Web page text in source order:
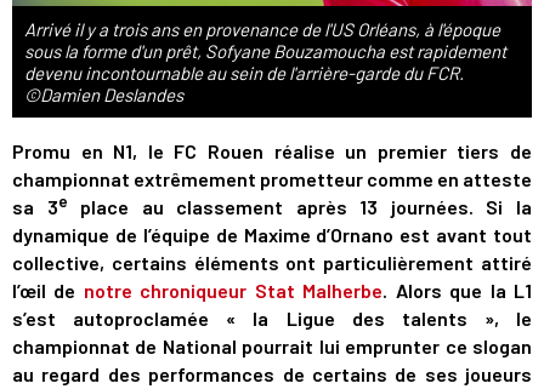
Arrivé il y a trois ans en provenance de l'US Orléans, à l'époque
sous la forme d'un prêt, Sofyane Bouzamoucha est rapidement
devenu incontournable au sein de l'arrière-garde du FCR.
©Damien Deslandes
Promu en N1, le FC Rouen réalise un premier tiers de
championnat extrêmement prometteur comme en atteste
sa 3e
place au classement après 13 journées. Si la
dynamique de l’équipe de Maxime d’Ornano est avant tout
collective, certains éléments ont particulièrement attiré
l’œil de notre chroniqueur Stat Malherbe. Alors que la L1
s’est autoproclamée « la Ligue des talents », le
championnat de National pourrait lui emprunter ce slogan
au regard des performances de certains de ses joueurs